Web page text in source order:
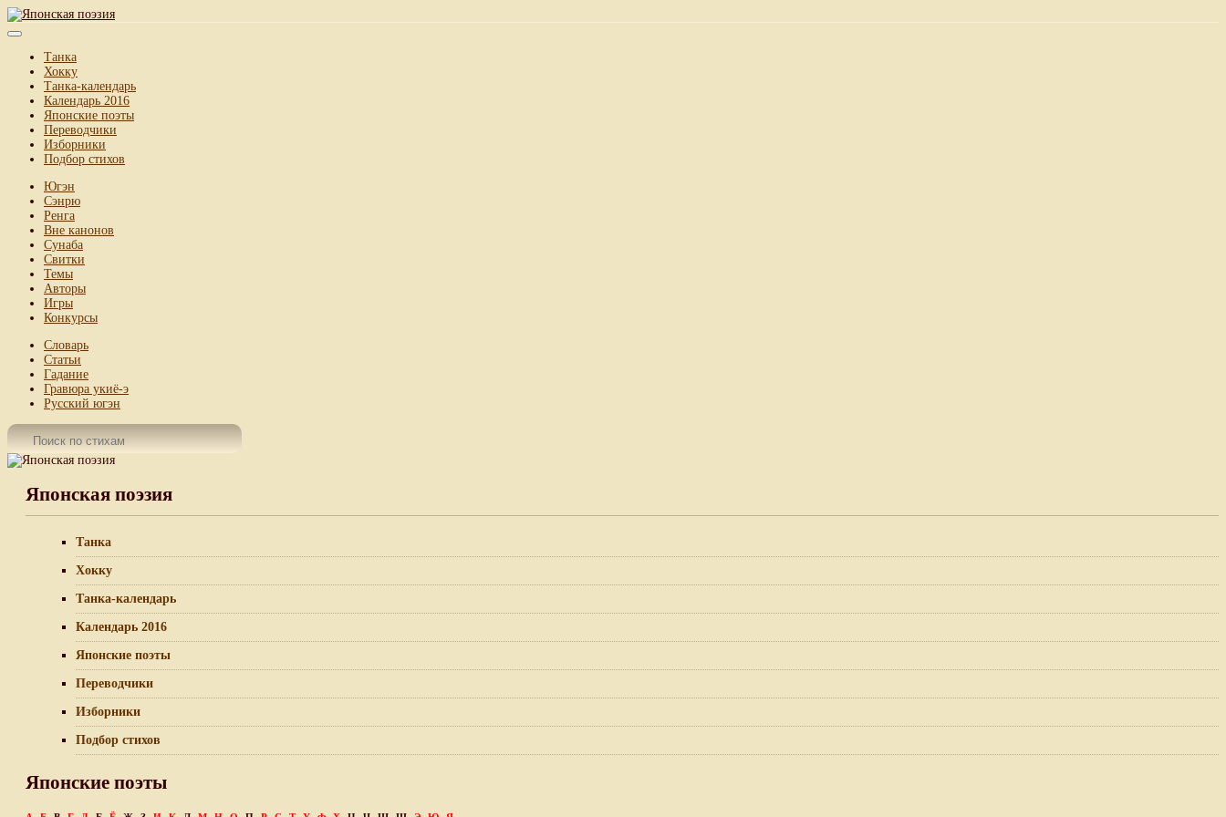
Танка
Хокку
Танка-календарь
Календарь 2016
Японские поэты
Переводчики
Изборники
Подбор стихов
Югэн
Сэнрю
Ренга
Вне канонов
Сунаба
Свитки
Темы
Авторы
Игры
Конкурсы
Словарь
Статьи
Гадание
Гравюра укиё-э
Русский югэн
Японская поэзия
Танка
Хокку
Танка-календарь
Календарь 2016
Японские поэты
Переводчики
Изборники
Подбор стихов
Японские поэты